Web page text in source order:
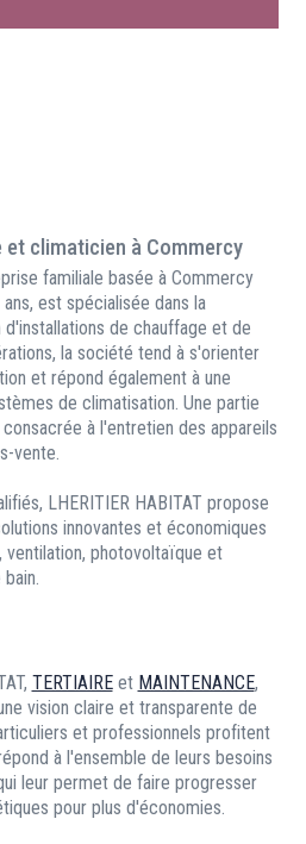
climaticien à Commercy
familiale basée à Commercy
est spécialisée dans la
de chauffage et de
la société tend à s'orienter
et répond également à une
de climatisation. Une partie
à l'entretien des appareils
vente.
LHERITIER HABITAT propose
innovantes et économiques
ventilation, photovoltaïque et
TERTIAIREet MAINTENANCE,
vision claire et transparente de
et professionnels profitent
à l'ensemble de leurs besoins
leur permet de faire progresser
pour plus d'économies.